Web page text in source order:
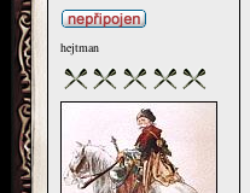
hejtman